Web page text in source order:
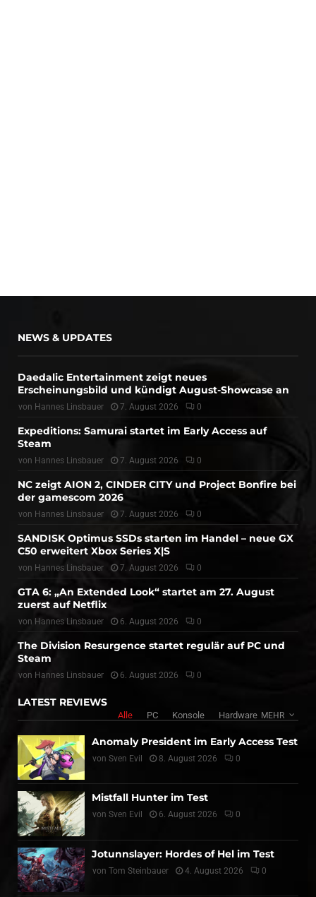
NEWS & UPDATES
Daedalic Entertainment zeigt neues
Erscheinungsbild und kündigt August-Showcase an
von Hannes Linsbauer 7. August 2026 0
Expeditions: Samurai startet im Early Access auf
Steam
von Hannes Linsbauer 7. August 2026 0
NC zeigt AION 2, CINDER CITY und Project Bonfire bei
der gamescom 2026
von Hannes Linsbauer 7. August 2026 0
SANDISK Optimus SSDs starten im Handel – neue GX
C50 erweitert Xbox Series X|S
von Hannes Linsbauer 7. August 2026 0
GTA 6: „An Extended Look“ startet am 27. August
zuerst auf Netflix
von Hannes Linsbauer 6. August 2026 0
The Division Resurgence startet regulär auf PC und
Steam
von Hannes Linsbauer 6. August 2026 0
LATEST REVIEWS
Alle PC Konsole Hardware MEHR
Anomaly President im Early Access Test
von Sven Evil 8. August 2026 0
Mistfall Hunter im Test
von Sven Evil 6. August 2026 0
Jotunnslayer: Hordes of Hel im Test
von Tom Steinbauer 4. August 2026 0